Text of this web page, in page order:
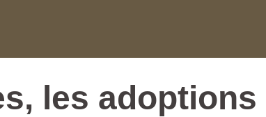
les adoptions